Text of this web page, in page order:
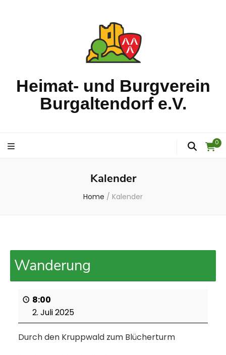
Heimat- und Burgverein
Burgaltendorf e.V.
0
Kalender
Home / Kalender
Wanderung
8:00
2. Juli 2025
Durch den Kruppwald zum Blücherturm